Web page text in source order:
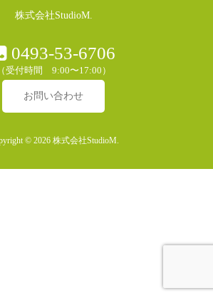
株式会社StudioM.
0493-53-6706
（受付時間 9:00〜17:00）
お問い合わせ
© 2026 株式会社StudioM.